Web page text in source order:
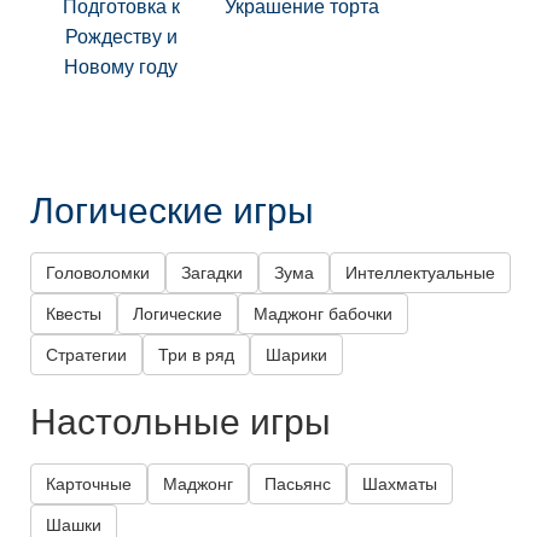
Подготовка к
Рождеству и
Новому году
Украшение торта
Логические игры
Головоломки Загадки Зума Интеллектуальные
Квесты Логические Маджонг бабочки
Стратегии Три в ряд Шарики
Настольные игры
Карточные Маджонг Пасьянс Шахматы
Шашки